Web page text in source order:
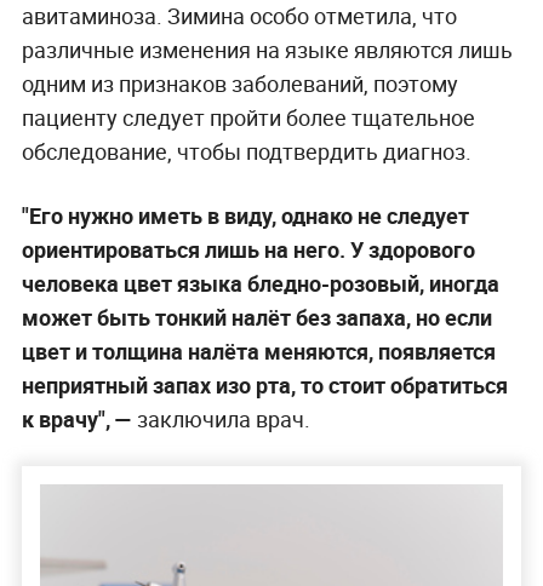
авитаминоза. Зимина особо отметила, что
различные изменения на языке являются лишь
одним из признаков заболеваний, поэтому
пациенту следует пройти более тщательное
обследование, чтобы подтвердить диагноз.
"Его нужно иметь в виду, однако не следует
ориентироваться лишь на него. У здорового
человека цвет языка бледно-розовый, иногда
может быть тонкий налёт без запаха, но если
цвет и толщина налёта меняются, появляется
неприятный запах изо рта, то стоит обратиться
к врачу", — заключила врач.